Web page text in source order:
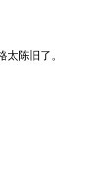
陈旧了。